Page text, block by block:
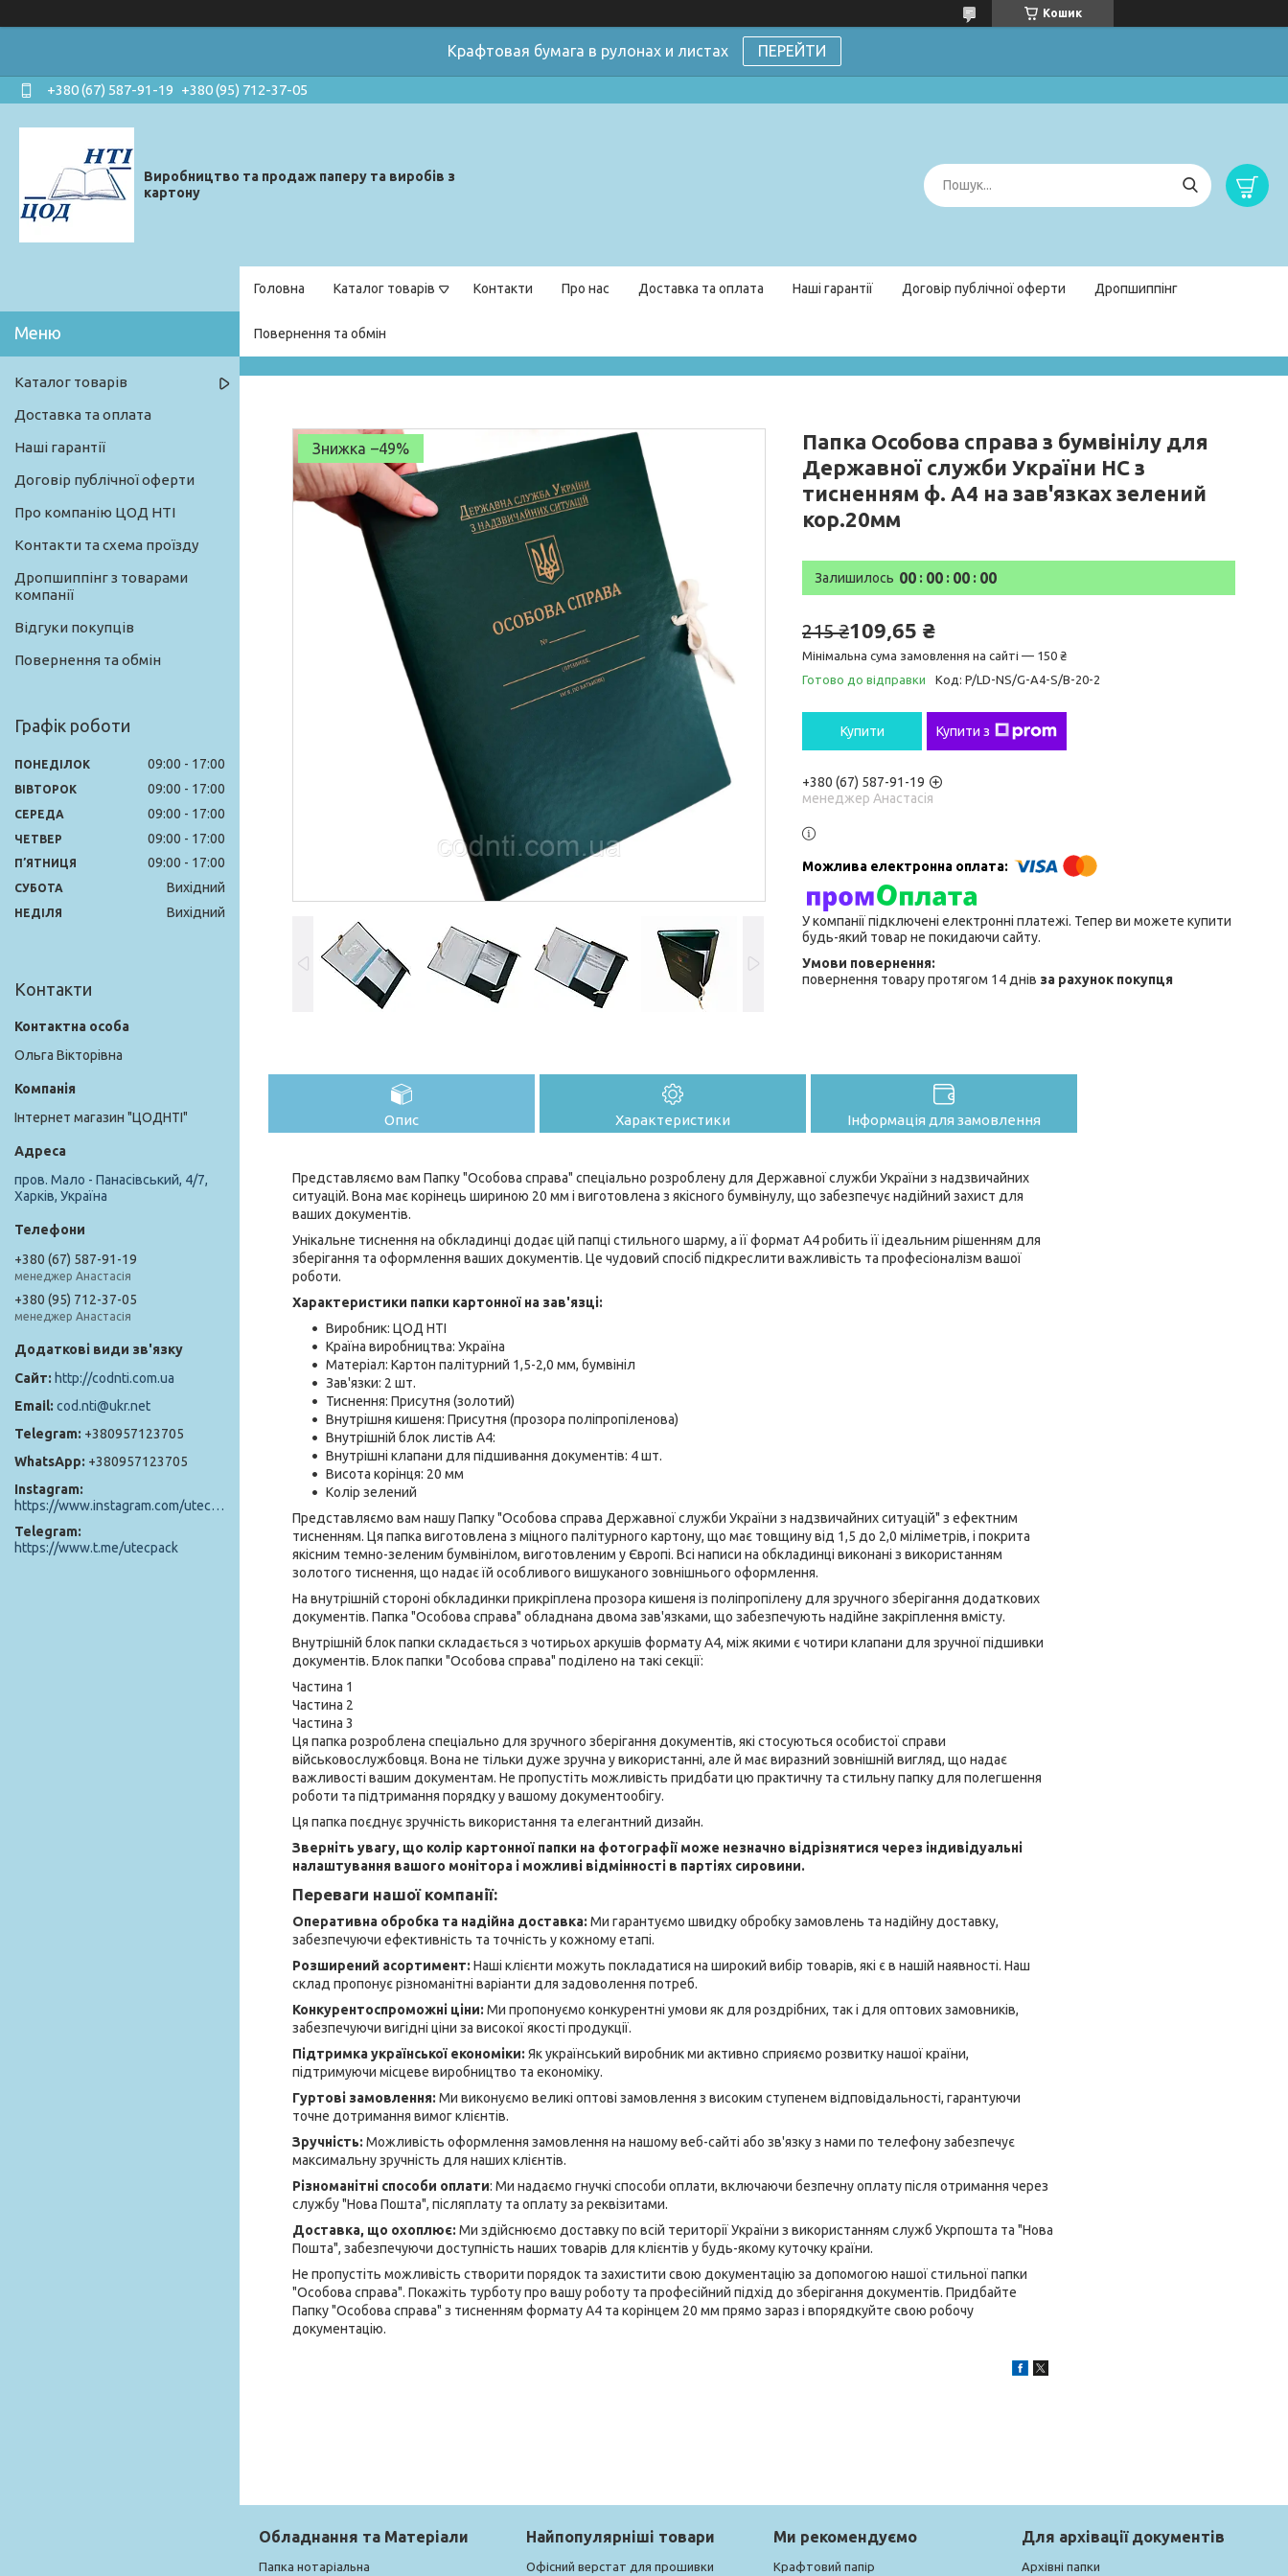
Кошик
Крафтовая бумага в рулонах и листах ПЕРЕЙТИ
+380 (67) 587-91-19 +380 (95) 712-37-05
Виробництво та продаж паперу та виробів з
картону
Головна Каталог товарів Контакти Про нас Доставка та оплата Наші гарантії Договір публічної оферти Дропшиппінг
Повернення та обмін
–49%
Папка Особова справа з бумвінілу для
Державної служби України НС з
тисненням ф. А4 на зав'язках зелений
кор.20мм
Залишилось 00 00 00 00
215 ₴109,65 ₴
Мінімальна сума замовлення на сайті — 150 ₴
Готово до відправки
Код: P/LD-NS/G-А4-S/B-20-2
Купити Купити з
+380 (67) 587-91-19
менеджер Анастасія
У компанії підключені електронні платежі. Тепер ви можете купити
будь-який товар не покидаючи сайту.
повернення товару протягом 14 днів за рахунок покупця
Опис Характеристики Інформація для замовлення
Представляємо вам Папку "Особова справа" спеціально розроблену для Державної служби України з надзвичайних
ситуацій. Вона має корінець шириною 20 мм і виготовлена з якісного бумвінулу, що забезпечує надійний захист для
ваших документів.
Унікальне тиснення на обкладинці додає цій папці стильного шарму, а її формат А4 робить її ідеальним рішенням для
зберігання та оформлення ваших документів. Це чудовий спосіб підкреслити важливість та професіоналізм вашої
роботи.
Характеристики папки картонної на зав'язці:
Виробник: ЦОД НТІ
Країна виробництва: Україна
Матеріал: Картон палітурний 1,5-2,0 мм, бумвініл
Зав'язки: 2 шт.
Тиснення: Присутня (золотий)
Внутрішня кишеня: Присутня (прозора поліпропіленова)
Внутрішній блок листів А4:
Внутрішні клапани для підшивання документів: 4 шт.
Висота корінця: 20 мм
Колір зелений
Представляємо вам нашу Папку "Особова справа Державної служби України з надзвичайних ситуацій" з ефектним
тисненням. Ця папка виготовлена з міцного палітурного картону, що має товщину від 1,5 до 2,0 міліметрів, і покрита
якісним темно-зеленим бумвінілом, виготовленим у Європі. Всі написи на обкладинці виконані з використанням
золотого тиснення, що надає їй особливого вишуканого зовнішнього оформлення.
На внутрішній стороні обкладинки прикріплена прозора кишеня із поліпропілену для зручного зберігання додаткових
документів. Папка "Особова справа" обладнана двома зав'язками, що забезпечують надійне закріплення вмісту.
Внутрішній блок папки складається з чотирьох аркушів формату А4, між якими є чотири клапани для зручної підшивки
документів. Блок папки "Особова справа" поділено на такі секції:
Частина 1
Частина 2
Частина 3
Ця папка розроблена спеціально для зручного зберігання документів, які стосуються особистої справи
військовослужбовця. Вона не тільки дуже зручна у використанні, але й має виразний зовнішній вигляд, що надає
важливості вашим документам. Не пропустіть можливість придбати цю практичну та стильну папку для полегшення
роботи та підтримання порядку у вашому документообігу.
Ця папка поєднує зручність використання та елегантний дизайн.
Зверніть увагу, що колір картонної папки на фотографії може незначно відрізнятися через індивідуальні
налаштування вашого монітора і можливі відмінності в партіях сировини.
Переваги нашої компанії:
Оперативна обробка та надійна доставка: Ми гарантуємо швидку обробку замовлень та надійну доставку,
забезпечуючи ефективність та точність у кожному етапі.
Розширений асортимент: Наші клієнти можуть покладатися на широкий вибір товарів, які є в нашій наявності. Наш
склад пропонує різноманітні варіанти для задоволення потреб.
Конкурентоспроможні ціни: Ми пропонуємо конкурентні умови як для роздрібних, так і для оптових замовників,
забезпечуючи вигідні ціни за високої якості продукції.
Підтримка української економіки: Як український виробник ми активно сприяємо розвитку нашої країни,
підтримуючи місцеве виробництво та економіку.
Гуртові замовлення: Ми виконуємо великі оптові замовлення з високим ступенем відповідальності, гарантуючи
точне дотримання вимог клієнтів.
Зручність: Можливість оформлення замовлення на нашому веб-сайті або зв'язку з нами по телефону забезпечує
максимальну зручність для наших клієнтів.
Різноманітні способи оплати: Ми надаємо гнучкі способи оплати, включаючи безпечну оплату після отримання через
службу "Нова Пошта", післяплату та оплату за реквізитами.
Доставка, що охоплює: Ми здійснюємо доставку по всій території України з використанням служб Укрпошта та "Нова
Пошта", забезпечуючи доступність наших товарів для клієнтів у будь-якому куточку країни.
Не пропустіть можливість створити порядок та захистити свою документацію за допомогою нашої стильної папки
"Особова справа". Покажіть турботу про вашу роботу та професійний підхід до зберігання документів. Придбайте
Папку "Особова справа" з тисненням формату А4 та корінцем 20 мм прямо зараз і впорядкуйте свою робочу
документацію.
Каталог товарів
Доставка та оплата
Наші гарантії
Договір публічної оферти
Про компанію ЦОД НТІ
Контакти та схема проїзду
Дропшиппінг з товарами
компанії
Відгуки покупців
Повернення та обмін
Графік роботи
ПОНЕДІЛОК 09:00 17:00
ВІВТОРОК 09:00 17:00
СЕРЕДА 09:00 17:00
ЧЕТВЕР 09:00 17:00
ПʼЯТНИЦЯ 09:00 17:00
СУБОТА Вихідний
НЕДІЛЯ Вихідний
Контакти
Ольга Вікторівна
Інтернет магазин "ЦОДНТІ"
пров. Мало - Панасівський, 4/7,
Харків, Україна
+380 (67) 587-91-19
менеджер Анастасія
+380 (95) 712-37-05
менеджер Анастасія
http://codnti.com.ua
cod.nti@ukr.net
+380957123705
+380957123705
Instagram
https://www.instagram.com/utec_pack/
Telegram
https://www.t.me/utecpack
Обладнання та Матеріали
Папка нотаріальна
Найпопулярніші товари
Офісний верстат для прошивки
Ми рекомендуємо
Крафтовий папір
Для архівації документів
Архівні папки